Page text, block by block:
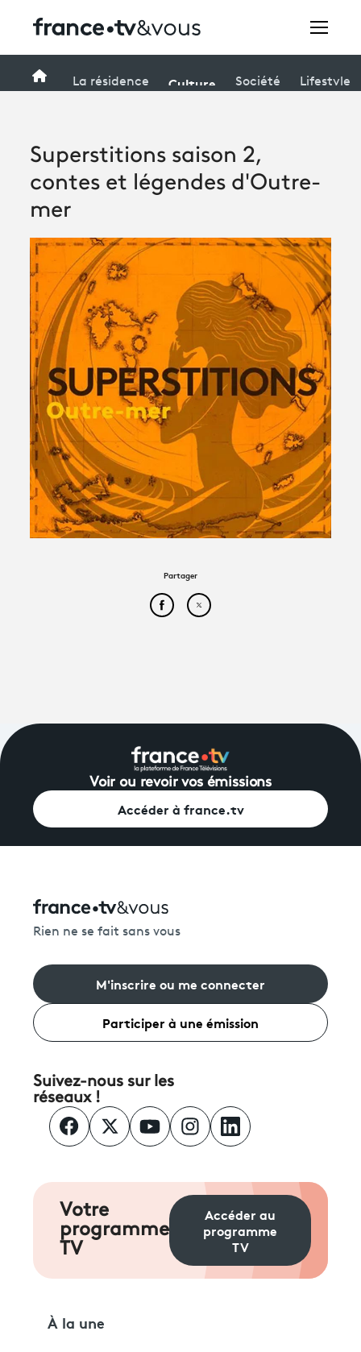
connexion
Avantages fidélité
Creators
À la une
Participer et assister à une émission
À votre écoute
Productions et innovation
Programme tv
AccueilLa résidence Culture Société Lifestyle
Superstitions saison 2,
contes et légendes d'Outre-
mer
Partager
Partager cet article sur
Partager cet article sur
Voir ou revoir vos émissions
Accéder à france.tv
Rien ne se fait sans vous
M'inscrire ou me connecter
Participer à une émission
Suivez-nous sur les
réseaux !
Votre
programme
TV
Accéder au
programme
TV
À la une